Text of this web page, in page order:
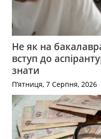
Не як на
вступ до
знати
П’ятниця, 7 Серпня, 2026